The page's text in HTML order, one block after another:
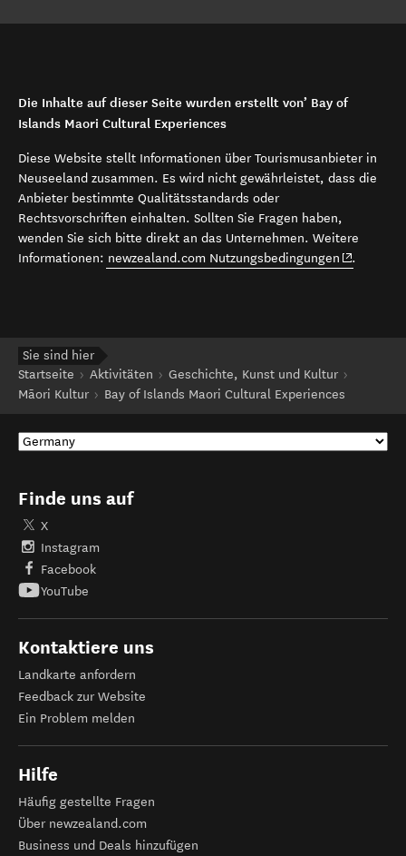
Die Inhalte auf dieser Seite wurden erstellt von’ Bay of
Islands Maori Cultural Experiences
Diese Website stellt Informationen über Tourismusanbieter in
Neuseeland zusammen. Es wird nicht gewährleistet, dass die
Anbieter bestimmte Qualitätsstandards oder
Rechtsvorschriften einhalten. Sollten Sie Fragen haben,
wenden Sie sich bitte direkt an das Unternehmen. Weitere
Informationen: newzealand.com Nutzungsbedingungen (opens in
.
Sie sind hier
Startseite
Aktivitäten
Geschichte, Kunst und Kultur
Māori Kultur
Bay of Islands Maori Cultural Experiences
Finde uns auf
X
Instagram
Facebook
YouTube
Kontaktiere uns
Landkarte anfordern
Feedback zur Website
Ein Problem melden
Hilfe
Häufig gestellte Fragen
Über newzealand.com
Business und Deals hinzufügen